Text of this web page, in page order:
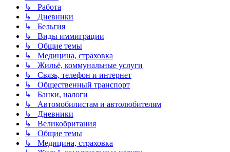
↳ Работа
↳ Дневники
↳ Бельгия
↳ Виды иммиграции
↳ Общие темы
↳ Медицина, страховка
↳ Жильё, коммунальные услуги
↳ Связь, телефон и интернет
↳ Общественный транспорт
↳ Банки, налоги
↳ Автомобилистам и автолюбителям
↳ Дневники
↳ Великобритания
↳ Общие темы
↳ Медицина, страховка